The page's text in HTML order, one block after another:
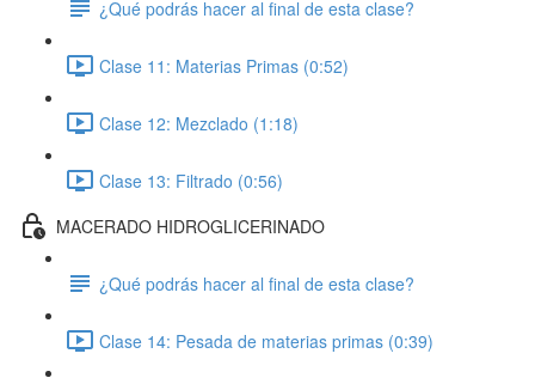
¿Qué podrás hacer al final de esta clase?
Clase 11: Materias Primas (0:52)
Clase 12: Mezclado (1:18)
Clase 13: Filtrado (0:56)
MACERADO HIDROGLICERINADO
¿Qué podrás hacer al final de esta clase?
Clase 14: Pesada de materias primas (0:39)